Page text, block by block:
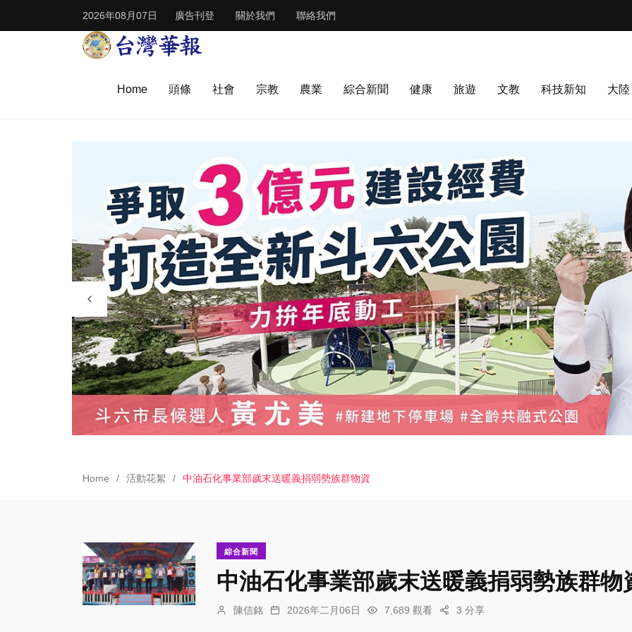
2026年08月07日 廣告刊登 關於我們 聯絡我們
Home 頭條 社會 宗教 農業 綜合新聞 健康 旅遊 文教 科技新知 大陸
Home 活動花絮 中油石化事業部歲末送暖義捐弱勢族群物資
綜合新聞
中油石化事業部歲末送暖義捐弱勢族群物
陳信銘 2026年二月06日 7,689 觀看 3 分享